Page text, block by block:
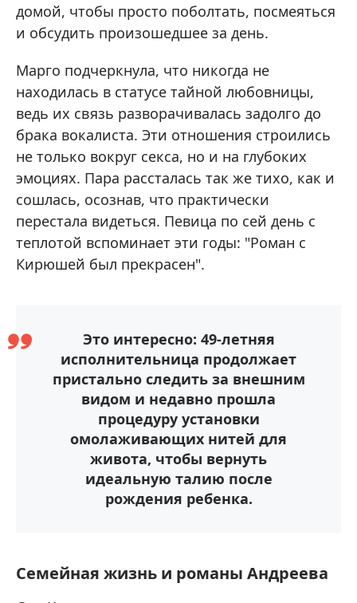
домой, чтобы просто поболтать, посмеяться
и обсудить произошедшее за день.
Марго подчеркнула, что никогда не
находилась в статусе тайной любовницы,
ведь их связь разворачивалась задолго до
брака вокалиста. Эти отношения строились
не только вокруг секса, но и на глубоких
эмоциях. Пара рассталась так же тихо, как и
сошлась, осознав, что практически
перестала видеться. Певица по сей день с
теплотой вспоминает эти годы: "Роман с
Кирюшей был прекрасен".
Это интересно: 49-летняя
исполнительница продолжает
пристально следить за внешним
видом и недавно прошла
процедуру установки
омолаживающих нитей для
живота, чтобы вернуть
идеальную талию после
рождения ребенка.
Семейная жизнь и романы Андреева